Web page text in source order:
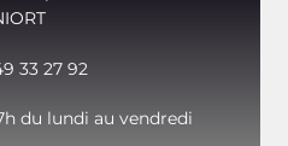
33 27 92
du lundi au vendredi